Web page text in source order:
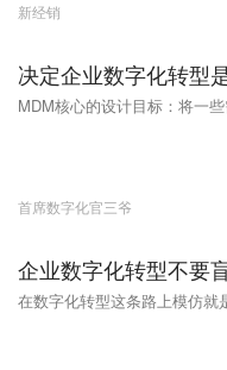
新经销
决定企业数字化转型
MDM核心的设计目标：将一
首席数字化官三爷
企业数字化转型不要
在数字化转型这条路上模仿就